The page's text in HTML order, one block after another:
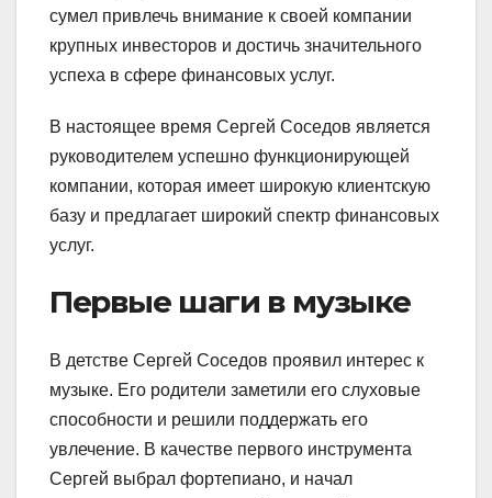
сумел привлечь внимание к своей компании
крупных инвесторов и достичь значительного
успеха в сфере финансовых услуг.
В настоящее время Сергей Соседов является
руководителем успешно функционирующей
компании, которая имеет широкую клиентскую
базу и предлагает широкий спектр финансовых
услуг.
Первые шаги в музыке
В детстве Сергей Соседов проявил интерес к
музыке. Его родители заметили его слуховые
способности и решили поддержать его
увлечение. В качестве первого инструмента
Сергей выбрал фортепиано, и начал